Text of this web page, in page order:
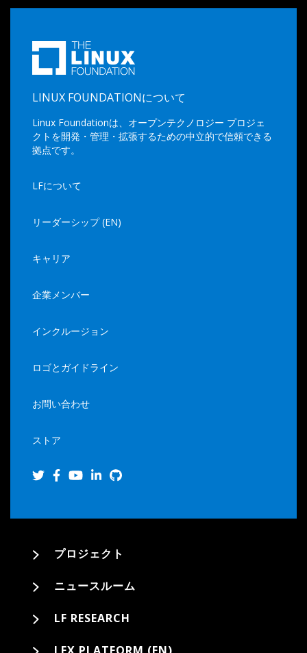
LINUX FOUNDATIONについて
Linux Foundationは、オープンテクノロジー プロジェ
クトを開発・管理・拡張するための中立的で信頼できる
拠点です。
LFについて
リーダーシップ (EN)
キャリア
企業メンバー
インクルージョン
ロゴとガイドライン
お問い合わせ
ストア
プロジェクト
ニュースルーム
LF RESEARCH